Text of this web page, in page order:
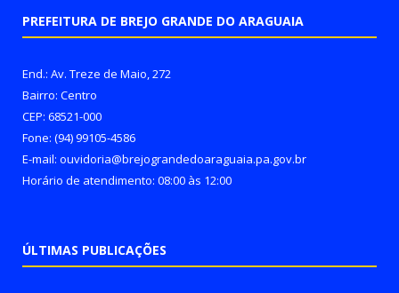
PREFEITURA DE BREJO GRANDE DO ARAGUAIA
End.: Av. Treze de Maio, 272
Bairro: Centro
CEP: 68521-000
Fone: (94) 99105-4586
E-mail: ouvidoria@brejograndedoaraguaia.pa.gov.br
Horário de atendimento: 08:00 às 12:00
ÚLTIMAS PUBLICAÇÕES